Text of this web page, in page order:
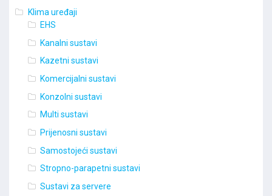
Klima uređaji
EHS
Kanalni sustavi
Kazetni sustavi
Komercijalni sustavi
Konzolni sustavi
Multi sustavi
Prijenosni sustavi
Samostojeći sustavi
Stropno-parapetni sustavi
Sustavi za servere